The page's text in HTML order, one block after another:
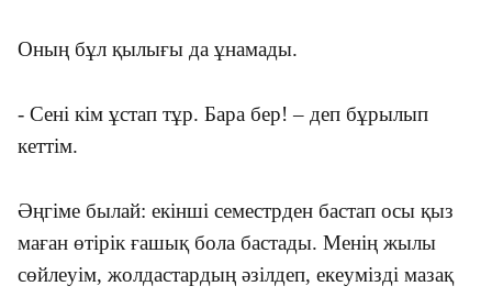
Оның бұл қылығы да ұнамады.
- Сені кім ұстап тұр. Бара бер! – деп бұрылып
кеттім.
Әңгіме былай: екінші семестрден бастап осы қыз
маған өтірік ғашық бола бастады. Менің жылы
сөйлеуім, жолдастардың әзілдеп, екеумізді мазақ